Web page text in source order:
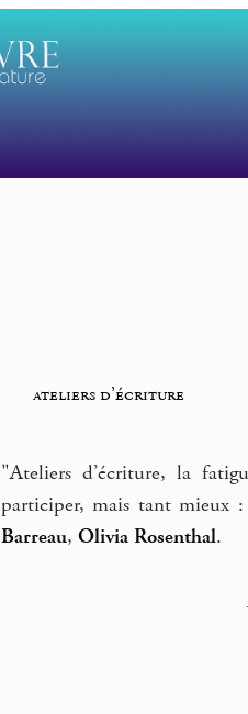
ateliers d’écriture
"Ateliers d’écriture, la
participer, mais tant mieux
Barreau,Olivia Rosenthal.